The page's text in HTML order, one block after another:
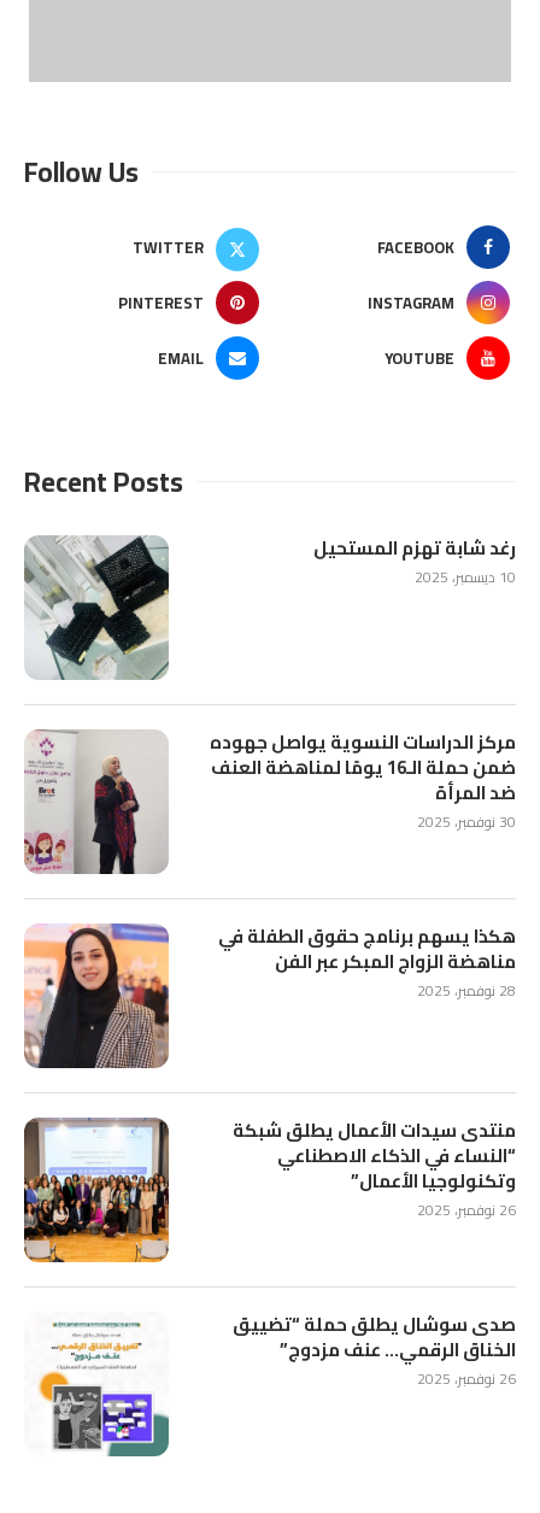
Follow Us
FACEBOOK
TWITTER
INSTAGRAM
PINTEREST
YOUTUBE
EMAIL
Recent Posts
رغد شابة تهزم المستحيل
10 ديسمبر، 2025
مركز الدراسات النسوية يواصل جهوده
ضمن حملة الـ16 يومًا لمناهضة العنف
ضد المرأة
30 نوفمبر، 2025
هكذا يسهم برنامج حقوق الطفلة في
مناهضة الزواج المبكر عبر الفن
28 نوفمبر، 2025
منتدى سيدات الأعمال يطلق شبكة
“النساء في الذكاء الاصطناعي
وتكنولوجيا الأعمال”
26 نوفمبر، 2025
صدى سوشال يطلق حملة “تضييق
الخناق الرقمي… عنف مزدوج”
26 نوفمبر، 2025